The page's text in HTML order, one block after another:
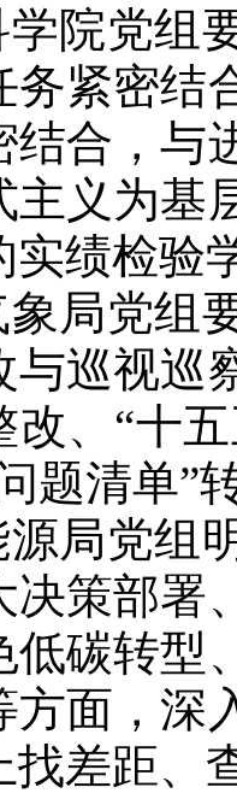
学院党组
务紧密结
结合，与
主义为基
实绩检验
象局党组
与巡视巡
改、“十
题清单”
源局党组
决策部署
低碳转型
方面，深
找差距、